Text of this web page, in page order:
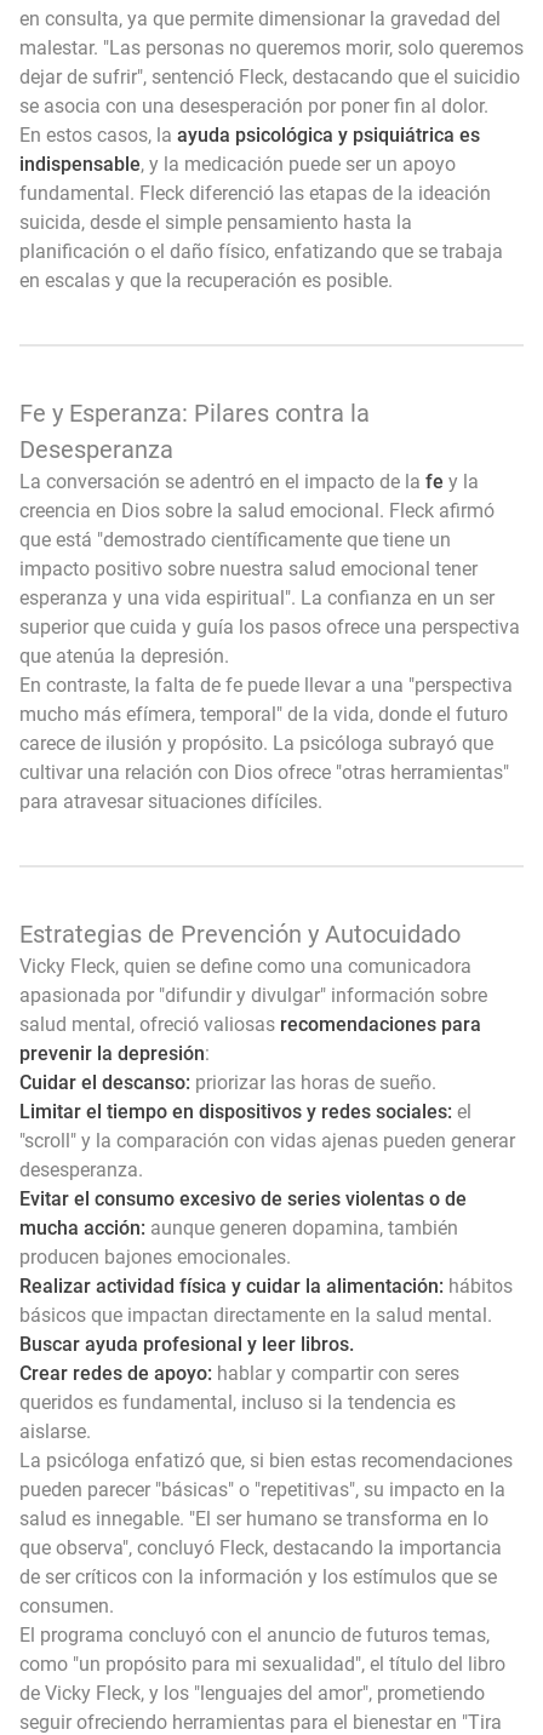
en consulta, ya que permite dimensionar la gravedad del
malestar. "Las personas no queremos morir, solo queremos
dejar de sufrir", sentenció Fleck, destacando que el suicidio
se asocia con una desesperación por poner fin al dolor.
En estos casos, la ayuda psicológica y psiquiátrica es
indispensable, y la medicación puede ser un apoyo
fundamental. Fleck diferenció las etapas de la ideación
suicida, desde el simple pensamiento hasta la
planificación o el daño físico, enfatizando que se trabaja
en escalas y que la recuperación es posible.
Fe y Esperanza: Pilares contra la
Desesperanza
La conversación se adentró en el impacto de la fe y la
creencia en Dios sobre la salud emocional. Fleck afirmó
que está "demostrado científicamente que tiene un
impacto positivo sobre nuestra salud emocional tener
esperanza y una vida espiritual". La confianza en un ser
superior que cuida y guía los pasos ofrece una perspectiva
que atenúa la depresión.
En contraste, la falta de fe puede llevar a una "perspectiva
mucho más efímera, temporal" de la vida, donde el futuro
carece de ilusión y propósito. La psicóloga subrayó que
cultivar una relación con Dios ofrece "otras herramientas"
para atravesar situaciones difíciles.
Estrategias de Prevención y Autocuidado
Vicky Fleck, quien se define como una comunicadora
apasionada por "difundir y divulgar" información sobre
salud mental, ofreció valiosas recomendaciones para
prevenir la depresión:
Cuidar el descanso: priorizar las horas de sueño.
Limitar el tiempo en dispositivos y redes sociales: el
"scroll" y la comparación con vidas ajenas pueden generar
desesperanza.
Evitar el consumo excesivo de series violentas o de
mucha acción: aunque generen dopamina, también
producen bajones emocionales.
Realizar actividad física y cuidar la alimentación: hábitos
básicos que impactan directamente en la salud mental.
Buscar ayuda profesional y leer libros.
Crear redes de apoyo: hablar y compartir con seres
queridos es fundamental, incluso si la tendencia es
aislarse.
La psicóloga enfatizó que, si bien estas recomendaciones
pueden parecer "básicas" o "repetitivas", su impacto en la
salud es innegable. "El ser humano se transforma en lo
que observa", concluyó Fleck, destacando la importancia
de ser críticos con la información y los estímulos que se
consumen.
El programa concluyó con el anuncio de futuros temas,
como "un propósito para mi sexualidad", el título del libro
de Vicky Fleck, y los "lenguajes del amor", prometiendo
seguir ofreciendo herramientas para el bienestar en "Tira